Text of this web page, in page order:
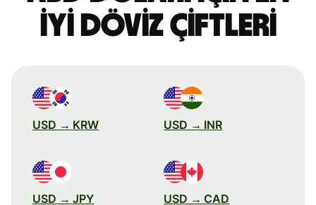
iyi döviz çiftleri
USD → KRW USD → INR
USD → JPY USD → CAD